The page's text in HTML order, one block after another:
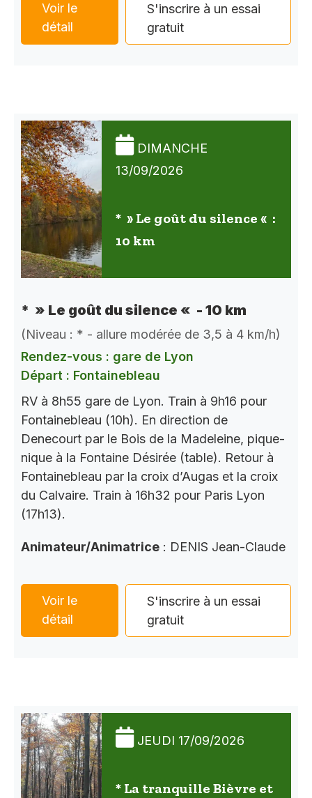
Voir le
détail
S'inscrire à un essai
gratuit
DIMANCHE
13/09/2026
* » Le goût du silence « :
10 km
* » Le goût du silence « - 10 km
(Niveau : * - allure modérée de 3,5 à 4 km/h)
Rendez-vous : gare de Lyon
Départ : Fontainebleau
RV à 8h55 gare de Lyon. Train à 9h16 pour
Fontainebleau (10h). En direction de
Denecourt par le Bois de la Madeleine, pique-
nique à la Fontaine Désirée (table). Retour à
Fontainebleau par la croix d’Augas et la croix
du Calvaire. Train à 16h32 pour Paris Lyon
(17h13).
Animateur/Animatrice : DENIS Jean-Claude
Voir le
détail
S'inscrire à un essai
gratuit
JEUDI 17/09/2026
* La tranquille Bièvre et